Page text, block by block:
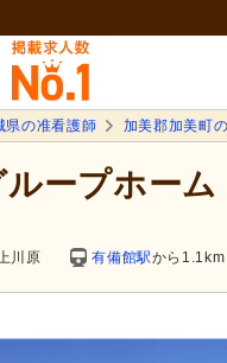
県の准看護師 加美郡加美町
ループホー
川原 有備館駅から1.1km